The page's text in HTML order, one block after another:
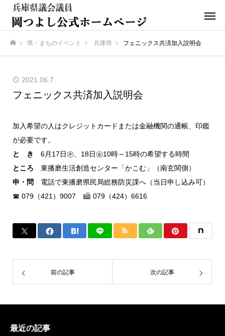
県・まちのイベント 兵庫県 フェニックス共済加入説明会
2021.06.7
フェニックス共済加入説明会
加入希望の人はクレジットカードまたは金融機関の通帳、印鑑
が必要です。
と き
6月17日㊍、18日㊎10時～15時の希望する時間
ところ 東播磨生活創造センター「かこむ」（南玄関側）
申・問
電話で東播磨県民局総務防災課へ（当日申し込み可）
☎ 079（421）9007
079（424）6616
前の記事 次の記事
最近の記事